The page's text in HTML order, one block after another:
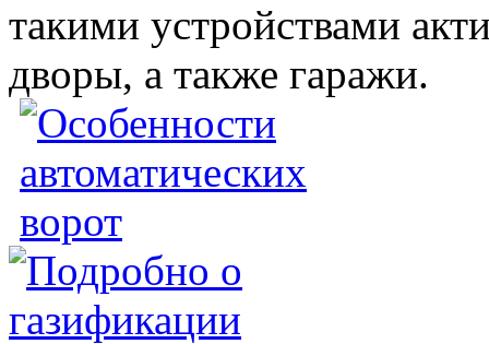
такими устройствами
дворы, а также гаражи.